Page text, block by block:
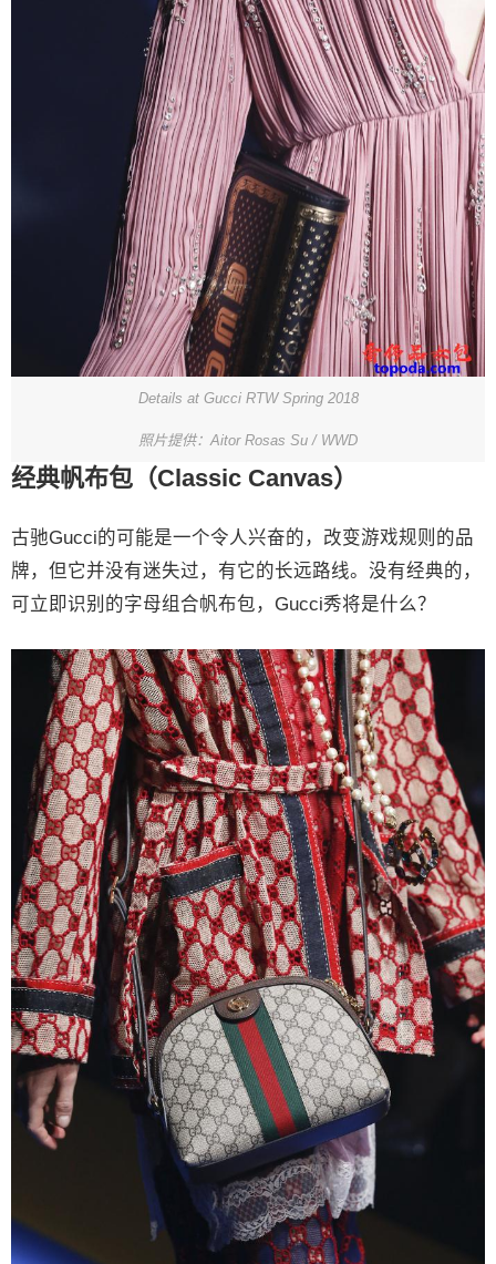
Details at Gucci RTW Spring 2018
照片提供：Aitor Rosas Su / WWD
经典帆布包（Classic Canvas）
古驰Gucci的可能是一个令人兴奋的，改变游戏规则的品
牌，但它并没有迷失过，有它的长远路线。没有经典的，
可立即识别的字母组合帆布包，Gucci秀将是什么？